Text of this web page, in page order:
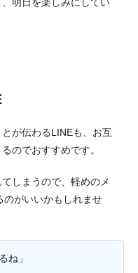
が伝わるLINEも、お互
のでおすすめです。
しまうので、軽めのメ
のがいいかもしれませ
ね」